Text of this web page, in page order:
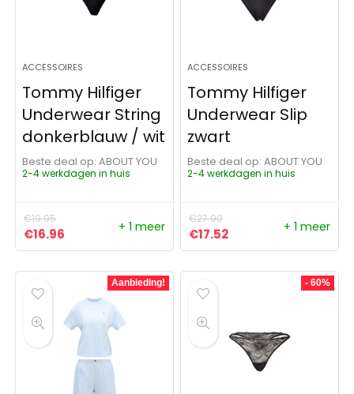
ACCESSOIRES
Tommy Hilfiger
Underwear String
donkerblauw / wit
Beste deal op:
ABOUT YOU
2-4 werkdagen in huis
€19.95
Oorspronkelijke prijs was: €19.95.
€16.96 Huidige prijs is: €16.96.
+ 1 meer
ACCESSOIRES
Tommy Hilfiger
Underwear Slip
zwart
Beste deal op:
ABOUT YOU
2-4 werkdagen in huis
€27.90
Oorspronkelijke prijs was:
€17.52Huidige prijs is:
+ 1 meer
Aanbieding! - 60%